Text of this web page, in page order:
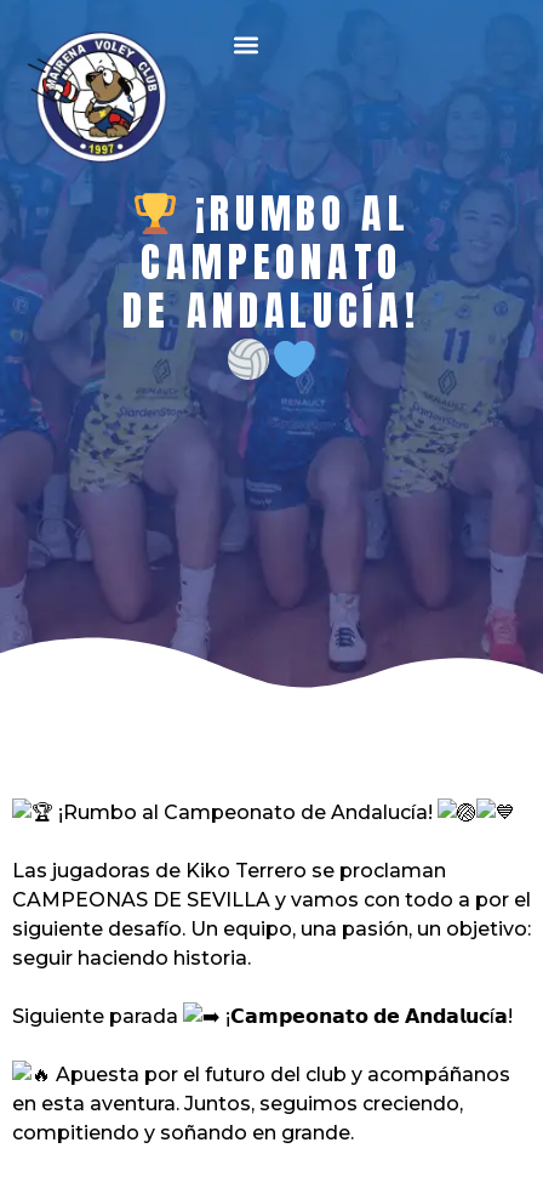
¡RUMBO AL
CAMPEONATO
DE ANDALUCÍA!
¡Rumbo al Campeonato de Andalucía!
Las jugadoras de Kiko Terrero se proclaman
CAMPEONAS DE SEVILLA y vamos con todo a por el
siguiente desafío. Un equipo, una pasión, un objetivo:
seguir haciendo historia.
Siguiente parada ¡𝗖𝗮𝗺𝗽𝗲𝗼𝗻𝗮𝘁𝗼 𝗱𝗲 𝗔𝗻𝗱𝗮𝗹𝘂𝗰í𝗮!
Apuesta por el futuro del club y acompáñanos
en esta aventura. Juntos, seguimos creciendo,
compitiendo y soñando en grande.